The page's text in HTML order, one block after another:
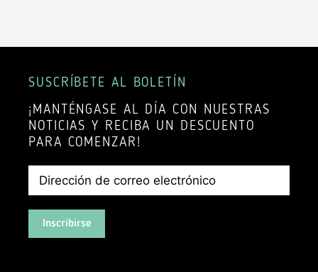
SUSCRÍBETE AL BOLETÍN
¡MANTÉNGASE AL DÍA CON NUESTRAS
NOTICIAS Y RECIBA UN DESCUENTO
PARA COMENZAR!
Inscribirse